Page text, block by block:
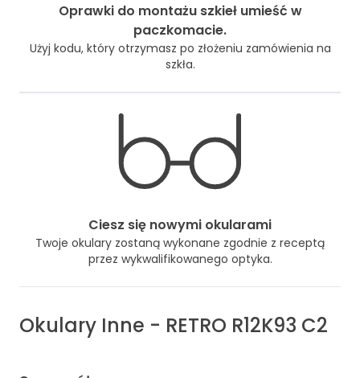
Oprawki do montażu szkieł umieść w
paczkomacie.
Użyj kodu, który otrzymasz po złożeniu zamówienia na
szkła.
Ciesz się nowymi okularami
Twoje okulary zostaną wykonane zgodnie z receptą
przez wykwalifikowanego optyka.
Okulary Inne - RETRO R12K93 C2